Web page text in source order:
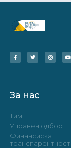
За нас
Тим
Управен одбор
Финансиска
транспарентност